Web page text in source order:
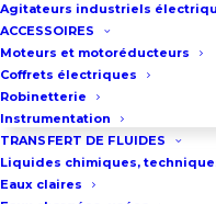
Agitateurs industriels
ACCESSOIRES
Moteurs et motoréducteurs
Coffrets électriques
Robinetterie
Instrumentation
TRANSFERT DE FLUIDES
Liquides chimiques,
Eaux claires
débit
consulter la
PAS150HD
Pression maxi :
Moteur : 4
Pompe sur